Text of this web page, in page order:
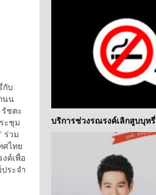
กับ
นน
ชตะ
ะชุม
ร่วม
ไทย
ค์เพื่อ
ระจำ
บริการช่วงรณรงค์เลิกสูบบุหรี่